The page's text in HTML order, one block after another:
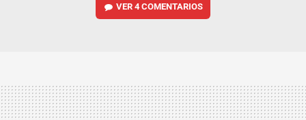
VER4 COMENTARIOS